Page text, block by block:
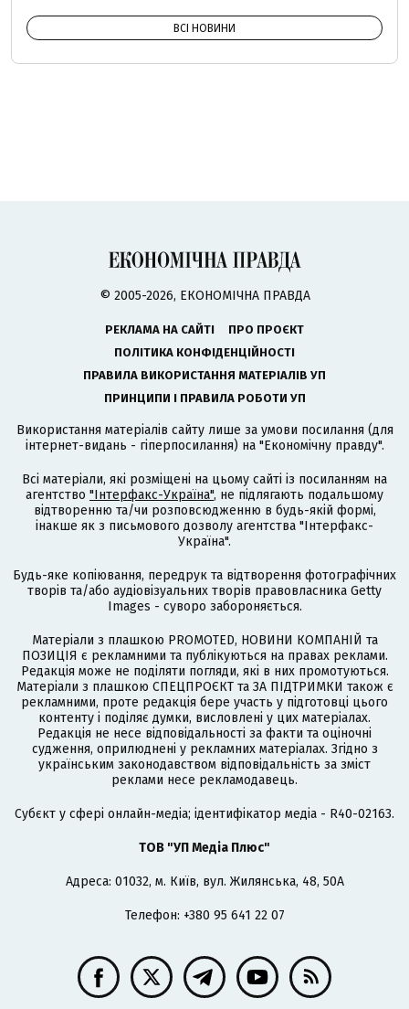
ВСІ НОВИНИ
© 2005-2026, ЕКОНОМІЧНА ПРАВДА
РЕКЛАМА НА САЙТІ
ПРО ПРОЄКТ
ПОЛІТИКА КОНФІДЕНЦІЙНОСТІ
ПРАВИЛА ВИКОРИСТАННЯ МАТЕРІАЛІВ УП
ПРИНЦИПИ І ПРАВИЛА РОБОТИ УП
Використання матеріалів сайту лише за умови посилання (для
інтернет-видань - гіперпосилання) на "Економічну правду".
Всі матеріали, які розміщені на цьому сайті із посиланням на
агентство "Інтерфакс-Україна", не підлягають подальшому
відтворенню та/чи розповсюдженню в будь-якій формі,
інакше як з письмового дозволу агентства "Інтерфакс-
Україна".
Будь-яке копіювання, передрук та відтворення фотографічних
творів та/або аудіовізуальних творів правовласника Getty
Images - суворо забороняється.
Матеріали з плашкою PROMOTED, НОВИНИ КОМПАНІЙ та
ПОЗИЦІЯ є рекламними та публікуються на правах реклами.
Редакція може не поділяти погляди, які в них промотуються.
Матеріали з плашкою СПЕЦПРОЄКТ та ЗА ПІДТРИМКИ також є
рекламними, проте редакція бере участь у підготовці цього
контенту і поділяє думки, висловлені у цих матеріалах.
Редакція не несе відповідальності за факти та оціночні
судження, оприлюднені у рекламних матеріалах. Згідно з
українським законодавством відповідальність за зміст
реклами несе рекламодавець.
Cубєкт у сфері онлайн-медіа; ідентифікатор медіа - R40-02163.
ТОВ "УП Медіа Плюс"
Адреса: 01032, м. Київ, вул. Жилянська, 48, 50А
Телефон: +380 95 641 22 07